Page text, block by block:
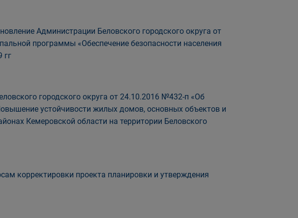
Администрации Беловского городского округа от
программы «Обеспечение безопасности населения
гг
городского округа от 24.10.2016 №432-п «Об
устойчивости жилых домов, основных объектов и
Кемеровской области на территории Беловского
корректировки проекта планировки и утверждения